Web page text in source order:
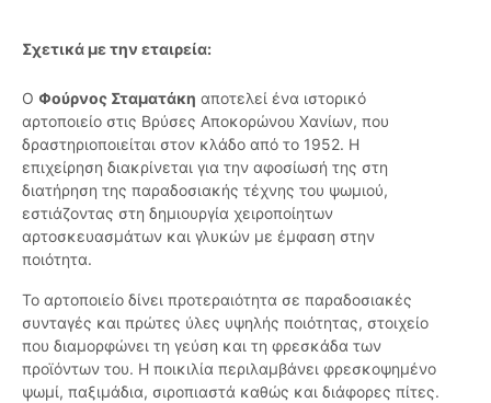
Σχετικά με την εταιρεία:
Ο Φούρνος Σταματάκη αποτελεί ένα ιστορικό
αρτοποιείο στις Βρύσες Αποκορώνου Χανίων, που
δραστηριοποιείται στον κλάδο από το 1952. Η
επιχείρηση διακρίνεται για την αφοσίωσή της στη
διατήρηση της παραδοσιακής τέχνης του ψωμιού,
εστιάζοντας στη δημιουργία χειροποίητων
αρτοσκευασμάτων και γλυκών με έμφαση στην
ποιότητα.
Το αρτοποιείο δίνει προτεραιότητα σε παραδοσιακές
συνταγές και πρώτες ύλες υψηλής ποιότητας, στοιχείο
που διαμορφώνει τη γεύση και τη φρεσκάδα των
προϊόντων του. Η ποικιλία περιλαμβάνει φρεσκοψημένο
ψωμί, παξιμάδια, σιροπιαστά καθώς και διάφορες πίτες.